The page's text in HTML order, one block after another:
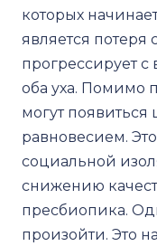
которых
является потеря
прогрессирует с
оба уха. Помимо
могут
равновесием.
социальной
снижению
пресбиопика.
произойти. Это